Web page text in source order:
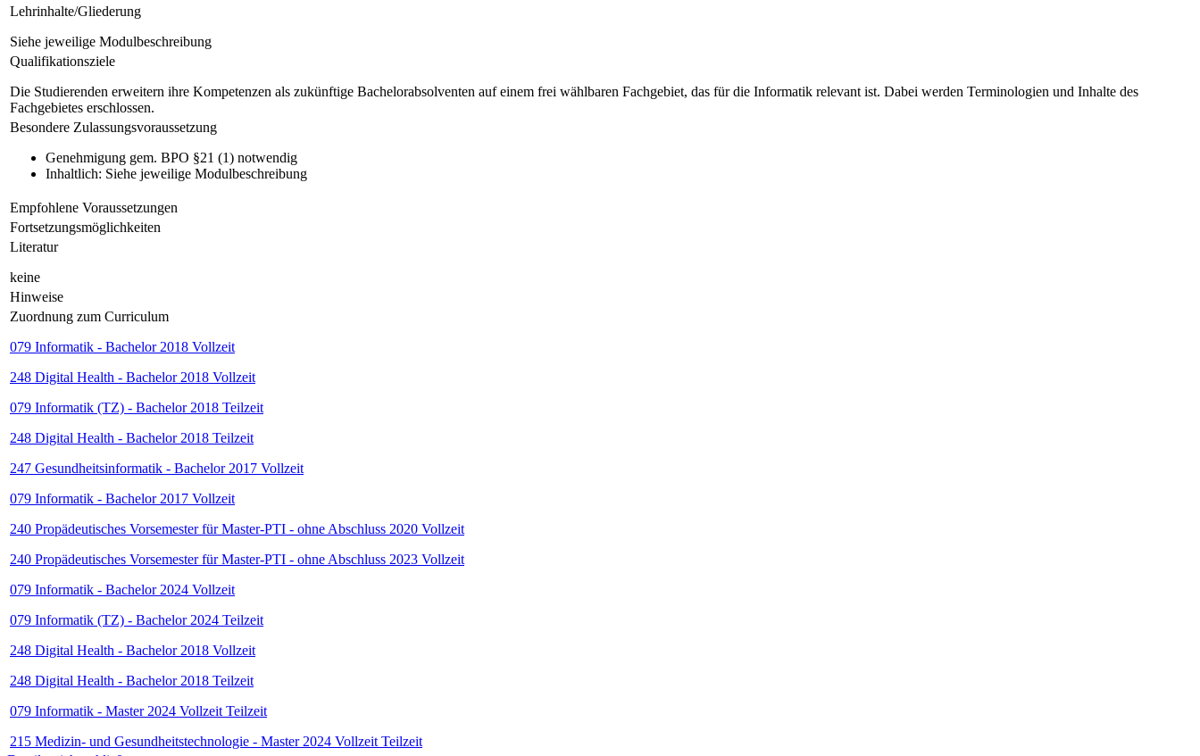
Lehrinhalte/Gliederung
Siehe jeweilige Modulbeschreibung
Qualifikationsziele
Die Studierenden erweitern ihre Kompetenzen als zukünftige Bachelorabsolventen auf einem frei wählbaren Fachgebiet, das für die Informatik relevant ist. Dabei werden Terminologien und Inhalte des
Fachgebietes erschlossen.
Besondere Zulassungsvoraussetzung
Genehmigung gem. BPO §21 (1) notwendig
Inhaltlich: Siehe jeweilige Modulbeschreibung
Empfohlene Voraussetzungen
Fortsetzungsmöglichkeiten
Literatur
keine
Hinweise
Zuordnung zum Curriculum
079 Informatik - Bachelor 2018 Vollzeit
248 Digital Health - Bachelor 2018 Vollzeit
079 Informatik (TZ) - Bachelor 2018 Teilzeit
248 Digital Health - Bachelor 2018 Teilzeit
247 Gesundheitsinformatik - Bachelor 2017 Vollzeit
079 Informatik - Bachelor 2017 Vollzeit
240 Propädeutisches Vorsemester für Master-PTI - ohne Abschluss 2020 Vollzeit
240 Propädeutisches Vorsemester für Master-PTI - ohne Abschluss 2023 Vollzeit
079 Informatik - Bachelor 2024 Vollzeit
079 Informatik (TZ) - Bachelor 2024 Teilzeit
248 Digital Health - Bachelor 2018 Vollzeit
248 Digital Health - Bachelor 2018 Teilzeit
079 Informatik - Master 2024 Vollzeit Teilzeit
215 Medizin- und Gesundheitstechnologie - Master 2024 Vollzeit Teilzeit